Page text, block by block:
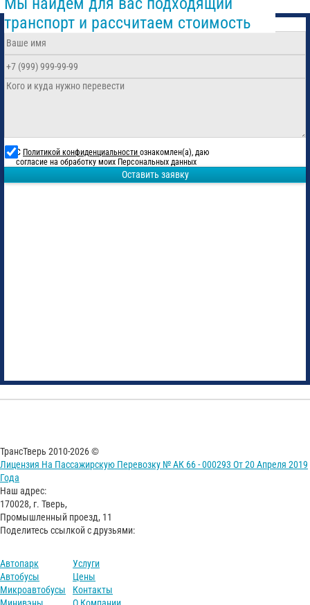
транспорт и рассчитаем стоимость
С Политикой конфиденциальности ознакомлен(а), даю
согласие на обработку моих Персональных данных
Оставить заявку
ТрансТверь 2010-2026 ©
Лицензия На Пассажирскую Перевозку № АК 66 - 000293 От 20 Апреля 2019
Года
Наш адрес:
170028, г. Тверь,
Промышленный проезд, 11
Поделитесь ссылкой с друзьями:
Автопарк
Автобусы
Микроавтобусы
Минивэны
Услуги
Цены
Контакты
О Компании